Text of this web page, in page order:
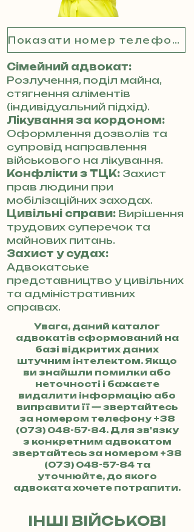
Показати номер телефону
Сімейний адвокат:
Розлучення, поділ майна,
стягнення аліментів
(індивідуальний підхід).
Лікування за кордоном:
Оформлення дозволів та
супровід направлення
військового на лікування.
Конфлікти з ТЦК: Захист
прав людини при
мобілізаційних заходах.
Цивільні справи: Вирішення
трудових суперечок та
майнових питань.
Захист у судах:
Адвокатське
представництво у цивільних
та адміністративних
справах.
Увага, даний каталог
адвокатів сформований на
базі відкритих даних
штучним інтелектом. Якщо
ви знайшли помилки або
неточності і бажаєте
видалити інформацію або
виправити її — звертайтесь
за номером телефону +38
(073) 048-57-84. Для зв'язку
з конкретним адвокатом
звертайтесь за номером +38
(073) 048-57-84та
уточнюйте, до якого
адвоката хочете потрапити.
ІНШІ ВІЙСЬКОВІ